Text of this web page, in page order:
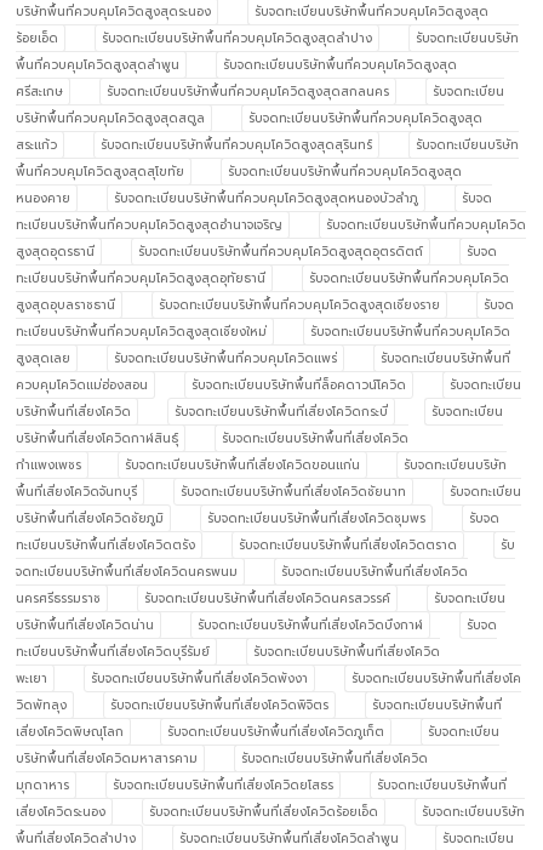
บริษัทพื้นที่ควบคุมโควิดสูงสุดระนอง
รับจดทะเบียนบริษัทพื้นที่ควบคุมโควิดสูงสุด
ร้อยเอ็ด
รับจดทะเบียนบริษัทพื้นที่ควบคุมโควิดสูงสุดลำปาง
รับจดทะเบียนบริษัท
พื้นที่ควบคุมโควิดสูงสุดลำพูน
รับจดทะเบียนบริษัทพื้นที่ควบคุมโควิดสูงสุด
ศรีสะเกษ
รับจดทะเบียนบริษัทพื้นที่ควบคุมโควิดสูงสุดสกลนคร
รับจดทะเบียน
บริษัทพื้นที่ควบคุมโควิดสูงสุดสตูล
รับจดทะเบียนบริษัทพื้นที่ควบคุมโควิดสูงสุด
สระแก้ว
รับจดทะเบียนบริษัทพื้นที่ควบคุมโควิดสูงสุดสุรินทร์
รับจดทะเบียนบริษัท
พื้นที่ควบคุมโควิดสูงสุดสุโขทัย
รับจดทะเบียนบริษัทพื้นที่ควบคุมโควิดสูงสุด
หนองคาย
รับจดทะเบียนบริษัทพื้นที่ควบคุมโควิดสูงสุดหนองบัวลำภู
รับจด
ทะเบียนบริษัทพื้นที่ควบคุมโควิดสูงสุดอำนาจเจริญ
รับจดทะเบียนบริษัทพื้นที่ควบคุมโควิด
สูงสุดอุดรธานี
รับจดทะเบียนบริษัทพื้นที่ควบคุมโควิดสูงสุดอุตรดิตถ์
รับจด
ทะเบียนบริษัทพื้นที่ควบคุมโควิดสูงสุดอุทัยธานี
รับจดทะเบียนบริษัทพื้นที่ควบคุมโควิด
สูงสุดอุบลราชธานี
รับจดทะเบียนบริษัทพื้นที่ควบคุมโควิดสูงสุดเชียงราย
รับจด
ทะเบียนบริษัทพื้นที่ควบคุมโควิดสูงสุดเชียงใหม่
รับจดทะเบียนบริษัทพื้นที่ควบคุมโควิด
สูงสุดเลย
รับจดทะเบียนบริษัทพื้นที่ควบคุมโควิดแพร่
รับจดทะเบียนบริษัทพื้นที่
ควบคุมโควิดแม่ฮ่องสอน
รับจดทะเบียนบริษัทพื้นที่ล็อคดาวน์โควิด
รับจดทะเบียน
บริษัทพื้นที่เสี่ยงโควิด
รับจดทะเบียนบริษัทพื้นที่เสี่ยงโควิดกระบี่
รับจดทะเบียน
บริษัทพื้นที่เสี่ยงโควิดกาฬสินธุ์
รับจดทะเบียนบริษัทพื้นที่เสี่ยงโควิด
กำแพงเพชร
รับจดทะเบียนบริษัทพื้นที่เสี่ยงโควิดขอนแก่น
รับจดทะเบียนบริษัท
พื้นที่เสี่ยงโควิดจันทบุรี
รับจดทะเบียนบริษัทพื้นที่เสี่ยงโควิดชัยนาท
รับจดทะเบียน
บริษัทพื้นที่เสี่ยงโควิดชัยภูมิ
รับจดทะเบียนบริษัทพื้นที่เสี่ยงโควิดชุมพร
รับจด
ทะเบียนบริษัทพื้นที่เสี่ยงโควิดตรัง
รับจดทะเบียนบริษัทพื้นที่เสี่ยงโควิดตราด
รับ
จดทะเบียนบริษัทพื้นที่เสี่ยงโควิดนครพนม
รับจดทะเบียนบริษัทพื้นที่เสี่ยงโควิด
นครศรีธรรมราช
รับจดทะเบียนบริษัทพื้นที่เสี่ยงโควิดนครสวรรค์
รับจดทะเบียน
บริษัทพื้นที่เสี่ยงโควิดน่าน
รับจดทะเบียนบริษัทพื้นที่เสี่ยงโควิดบึงกาฬ
รับจด
ทะเบียนบริษัทพื้นที่เสี่ยงโควิดบุรีรัมย์
รับจดทะเบียนบริษัทพื้นที่เสี่ยงโควิด
พะเยา
รับจดทะเบียนบริษัทพื้นที่เสี่ยงโควิดพังงา
รับจดทะเบียนบริษัทพื้นที่เสี่ยงโค
วิดพัทลุง
รับจดทะเบียนบริษัทพื้นที่เสี่ยงโควิดพิจิตร
รับจดทะเบียนบริษัทพื้นที่
เสี่ยงโควิดพิษณุโลก
รับจดทะเบียนบริษัทพื้นที่เสี่ยงโควิดภูเก็ต
รับจดทะเบียน
บริษัทพื้นที่เสี่ยงโควิดมหาสารคาม
รับจดทะเบียนบริษัทพื้นที่เสี่ยงโควิด
มุกดาหาร
รับจดทะเบียนบริษัทพื้นที่เสี่ยงโควิดยโสธร
รับจดทะเบียนบริษัทพื้นที่
เสี่ยงโควิดระนอง
รับจดทะเบียนบริษัทพื้นที่เสี่ยงโควิดร้อยเอ็ด
รับจดทะเบียนบริษัท
พื้นที่เสี่ยงโควิดลำปาง
รับจดทะเบียนบริษัทพื้นที่เสี่ยงโควิดลำพูน
รับจดทะเบียน